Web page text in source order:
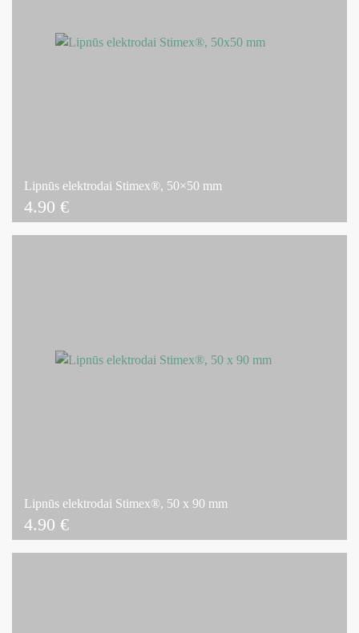
Lipnūs elektrodai Stimex®, 50×50 mm
4.90 €
Lipnūs elektrodai Stimex®, 50 x 90 mm
4.90 €